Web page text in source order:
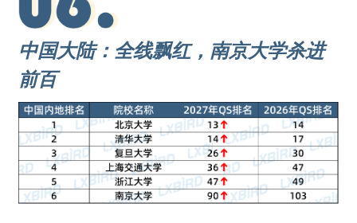
中国大陆：全线飘红，南京大学杀进
前百